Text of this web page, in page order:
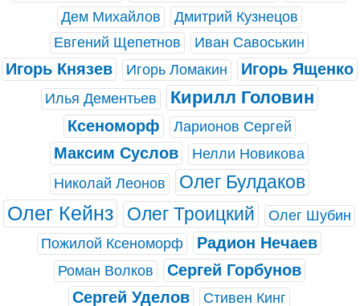
Дем Михайлов
Дмитрий Кузнецов
Евгений Щепетнов
Иван Савоськин
Игорь Князев Игорь Ломакин Игорь Ященко
Илья Дементьев Кирилл Головин
Ксеноморф Ларионов Сергей
Максим Суслов
Нелли Новикова
Николай Леонов
Олег Булдаков
Олег Кейнз Олег Троицкий
Олег Шубин
Пожилой Ксеноморф
Радион Нечаев
Роман Волков
Сергей Горбунов
Сергей Уделов
Стивен Кинг